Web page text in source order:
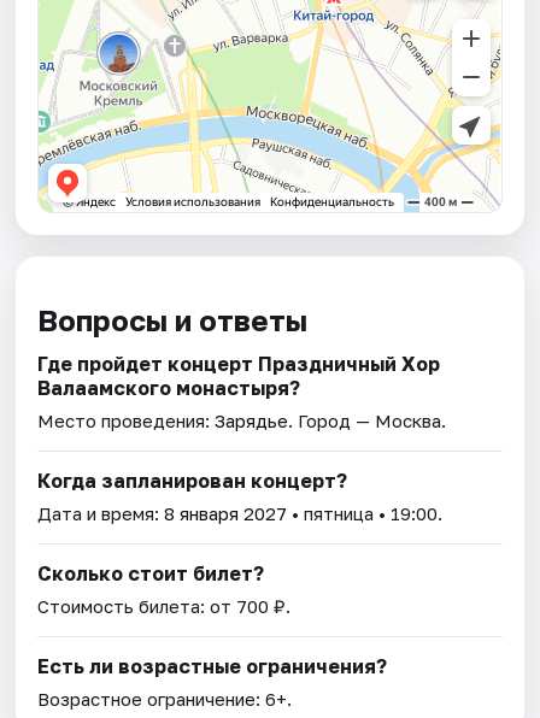
Вопросы и ответы
Где пройдет концерт Праздничный Хор
Валаамского монастыря?
Место проведения:Зарядье. Город — Москва.
Когда запланирован концерт?
Дата и время:8 января 2027 • пятница • 19:00.
Сколько стоит билет?
Стоимость билета: от 700 ₽.
Есть ли возрастные ограничения?
Возрастное ограничение: 6+.